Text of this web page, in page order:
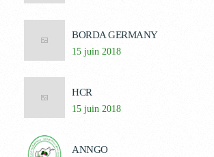
BORDA GERMANY
15 juin 2018
HCR
15 juin 2018
ANNGO